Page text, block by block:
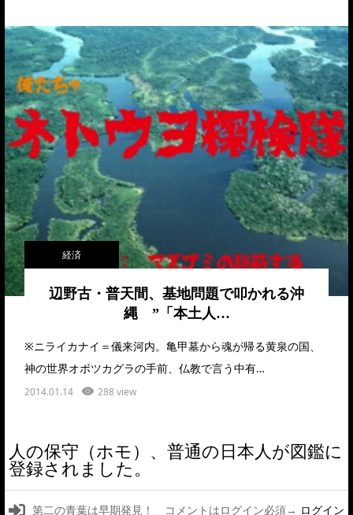
経済
辺野古・普天間、基地問題で叩かれる沖
縄 ”「本土人…
※ニライカナイ＝儀来河内。亀甲墓から魂が帰る黄泉の国、
神の世界オボツカグラの手前、仏教で言う中有…
2014.01.14 288 view
人の保守（ホモ）、普通の日本人が図鑑に
登録されました。
第二の青葉は早期発見！ コメントはログイン必須→ ログイン